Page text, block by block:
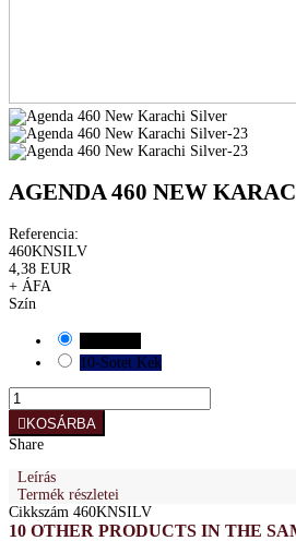
AGENDA 460 NEW
Referencia:
460KNSILV
4,38 EUR
+ ÁFA
Szín
10-Sotet Kek
KOSÁRBA
Share
Leírás
Termék részletei
Cikkszám 460KNSILV
10 OTHER PRODUCTS IN THE